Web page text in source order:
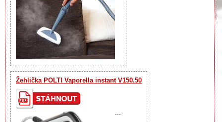
Žehlička POLTI Vaporella instant V150.50